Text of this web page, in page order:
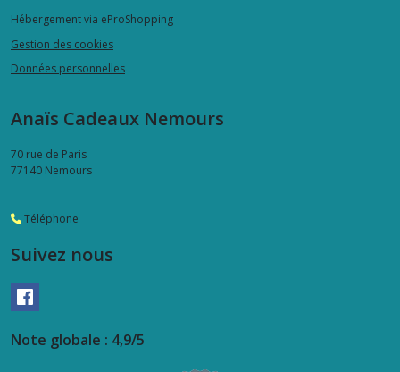
Hébergement via eProShopping
Gestion des cookies
Données personnelles
Anaïs Cadeaux Nemours
70 rue de Paris
77140 Nemours
Téléphone
Suivez nous
Note globale : 4,9/5